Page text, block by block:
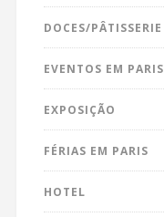
DOCES/PÂTISSERIE
EVENTOS EM PARIS
EXPOSIÇÃO
FÉRIAS EM PARIS
HOTEL